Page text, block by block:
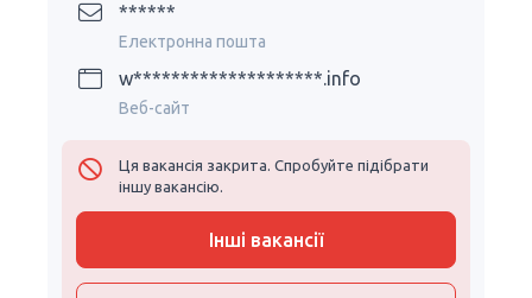
******
Електронна пошта
w********************.info
Веб-сайт
Ця вакансія закрита. Спробуйте підібрати
іншу вакансію.
Інші вакансії